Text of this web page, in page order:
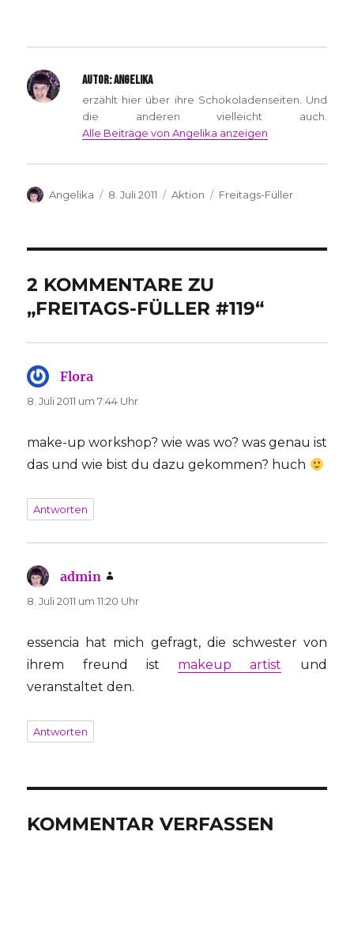
AUTOR:ANGELIKA
erzählt hier über ihre Schokoladenseiten. Und
die anderen vielleicht auch.
Alle Beiträge von Angelika anzeigen
Autor
Angelika
Veröffentlicht
8. Juli 2011 Kategorien
Aktion Schlagwörter
Freitags-Füller
2 KOMMENTARE ZU
„FREITAGS-FÜLLER #119“
Flora
8. Juli 2011 um 7:44 Uhr
make-up workshop? wie was wo? was genau ist
das und wie bist du dazu gekommen? huch
Antworten
admin
8. Juli 2011 um 11:20 Uhr
essencia hat mich gefragt, die schwester von
ihrem freund ist makeup artist und
veranstaltet den.
Antworten
KOMMENTAR VERFASSEN